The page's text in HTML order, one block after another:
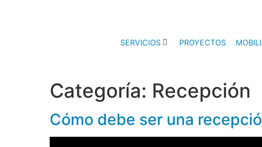
SERVICIOS PROYECTOS
Categoría: Recepción
Cómo debe ser una